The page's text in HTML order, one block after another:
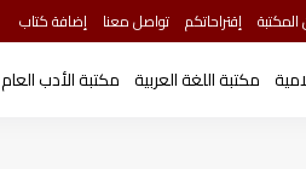
إقتراحاتكم تواصل معنا إضافة كتاب
مكتبة اللغة العربية مكتبة الأدب العام